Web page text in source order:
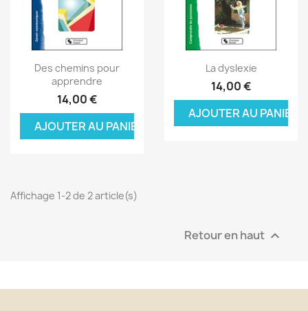
Aperçu rapide
Des chemins pour
apprendre
14,00 €
AJOUTER AU PANIER
Aperçu rapide
La dyslexie
14,00 €
AJOUTER AU PANIER
Affichage 1-2 de 2 article(s)
Retour en haut 